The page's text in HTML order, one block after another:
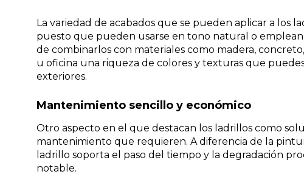
La variedad de acabados que se pueden aplicar a los
puesto que pueden usarse en tono natural o
de combinarlos con materiales como madera,
u oficina una riqueza de colores y texturas que
exteriores.
Mantenimiento sencillo y económico
Otro aspecto en el que destacan los ladrillos como
mantenimiento que requieren. A diferencia de la
ladrillo soporta el paso del tiempo y la degradación
notable.